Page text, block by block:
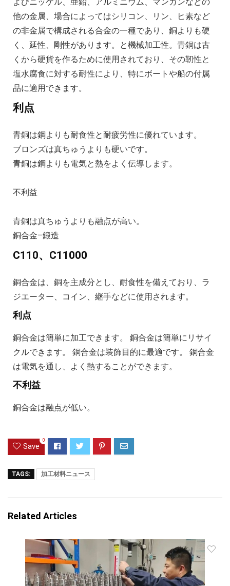
他の金属、場合によってはシリコン、リン、ヒ素など
の非金属で構成される合金の一種であり、銅よりも硬
く、延性、剛性があります。と機械加工性。青銅は古
くから硬貨を作るために使用されており、その靭性と
塩水腐食に対する耐性により、特にボートや船の付属
品に適用できます。
利点
青銅は鋼よりも耐食性と耐疲労性に優れています。
ブロンズは真ちゅうよりも硬いです。
青銅は鋼よりも電気と熱をよく伝導します。
不利益
青銅は真ちゅうよりも融点が高い。
銅合金–鍛造
C110、C11000
銅合金は、銅を主成分とし、耐食性を備えており、ラ
ジエーター、コイン、継手などに使用されます。
利点
銅合金は簡単に加工できます。 銅合金は簡単にリサイ
クルできます。 銅合金は装飾目的に最適です。 銅合金
は電気を通し、よく熱することができます。
不利益
銅合金は融点が低い。
Save
0
TAGS: 加工材料ニュース
Related Articles